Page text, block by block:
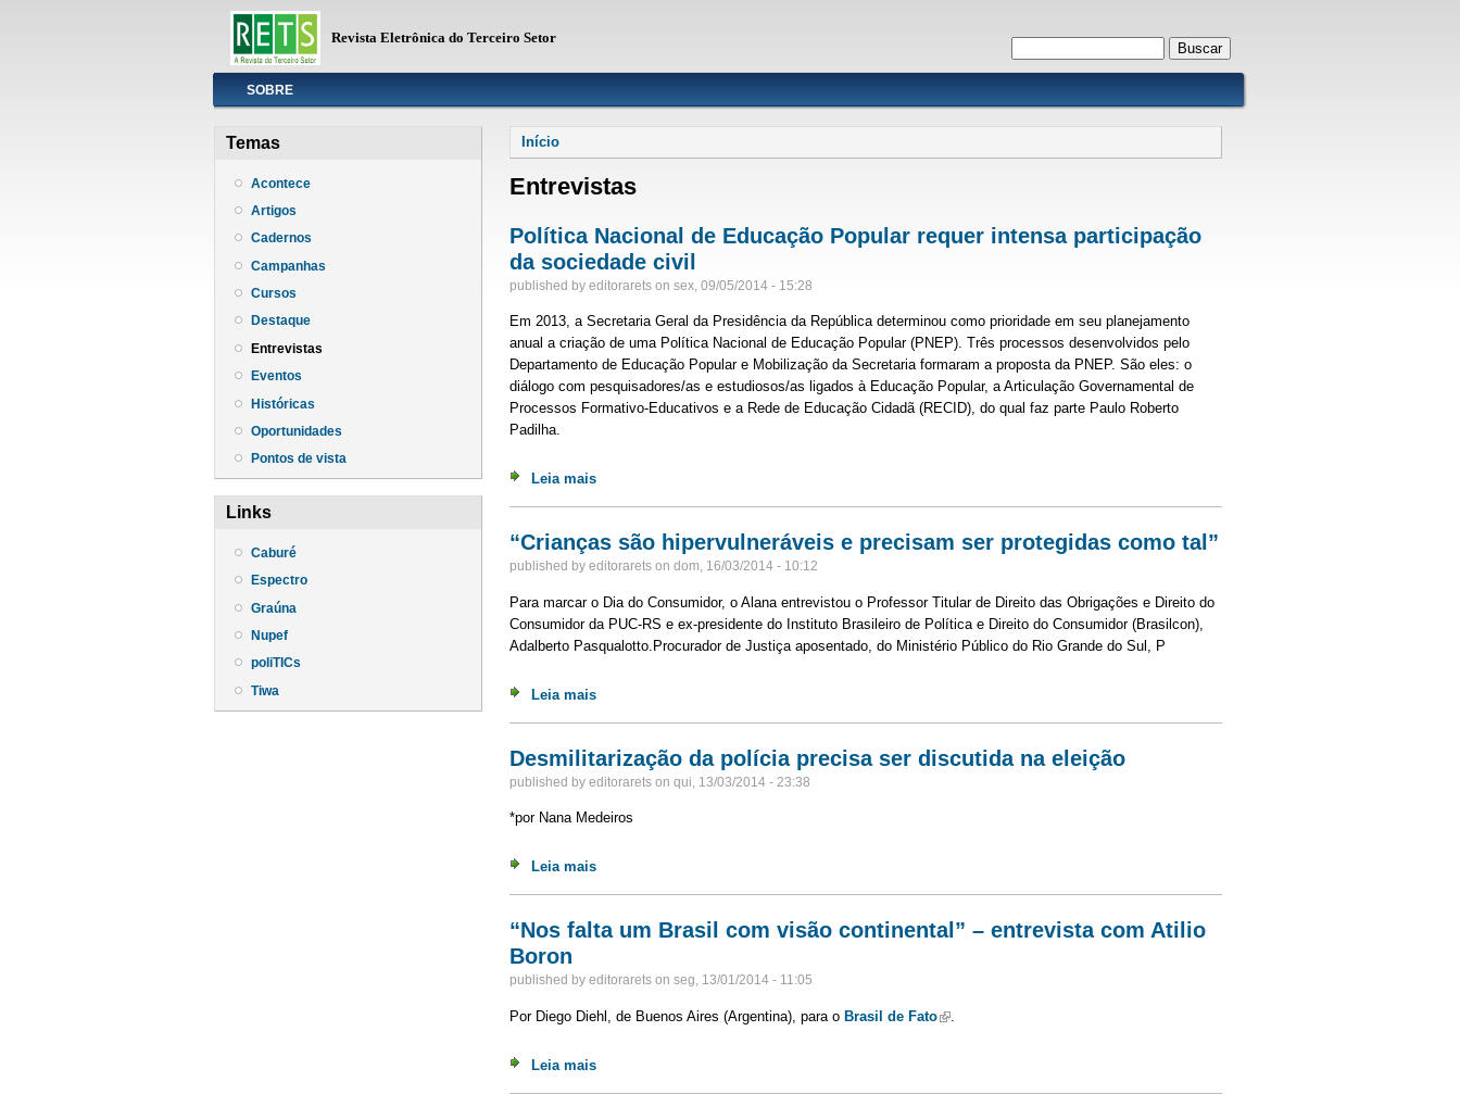
Revista Eletrônica do Terceiro Setor Formulário de busca
InfoSOBRE
Temas
Acontece
Artigos
Cadernos
Campanhas
Cursos
Destaque
Entrevistas
Eventos
Históricas
Oportunidades
Pontos de vista
Links
Caburé
Espectro
Graúna
Nupef
poliTICs
Tiwa
Você está aqui
Início
Entrevistas
Política Nacional de Educação Popular requer intensa participação
da sociedade civil
published by editorarets on sex, 09/05/2014 - 15:28
Em 2013, a Secretaria Geral da Presidência da República determinou como prioridade em seu planejamento
anual a criação de uma Política Nacional de Educação Popular (PNEP). Três processos desenvolvidos pelo
Departamento de Educação Popular e Mobilização da Secretaria formaram a proposta da PNEP. São eles: o
diálogo com pesquisadores/as e estudiosos/as ligados à Educação Popular, a Articulação Governamental de
Processos Formativo-Educativos e a Rede de Educação Cidadã (RECID), do qual faz parte Paulo Roberto
Padilha.
Leia mais
“Crianças são hipervulneráveis e precisam ser protegidas como tal”
published by editorarets on dom, 16/03/2014 - 10:12
Para marcar o Dia do Consumidor, o Alana entrevistou o Professor Titular de Direito das Obrigações e Direito do
Consumidor da PUC-RS e ex-presidente do Instituto Brasileiro de Política e Direito do Consumidor (Brasilcon),
Adalberto Pasqualotto.Procurador de Justiça aposentado, do Ministério Público do Rio Grande do Sul, P
Leia mais
Desmilitarização da polícia precisa ser discutida na eleição
published by editorarets on qui, 13/03/2014 - 23:38
*por Nana Medeiros
Leia mais
“Nos falta um Brasil com visão continental” – entrevista com Atilio
Boron
published by editorarets on seg, 13/01/2014 - 11:05
Por Diego Diehl, de Buenos Aires (Argentina), para o Brasil de Fato(link is external)
Leia mais